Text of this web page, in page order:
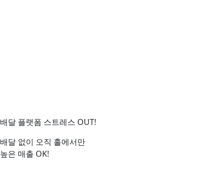
배달 플랫폼 스트레스 OUT!
배달 없이 오직 홀에서만
높은 매출 OK!